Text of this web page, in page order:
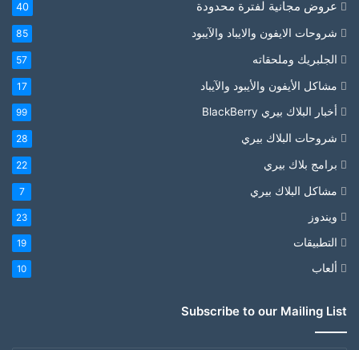
عروض مجانية لفترة محدودة 40
شروحات الايفون والايباد والآيبود 85
الجلبريك وملحقاته 57
مشاكل الأيفون والأيبود والآيباد 17
أخبار البلاك بيري BlackBerry 99
شروحات البلاك بيري 28
برامج بلاك بيري 22
مشاكل البلاك بيري 7
ويندوز 23
التطبيقات 19
ألعاب 10
Subscribe to our Mailing List